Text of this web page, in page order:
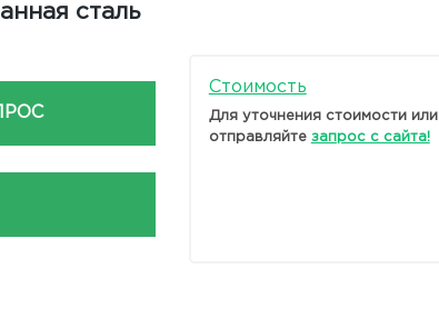
сталь
Стоимость
Для уточнения стоимости или
отправляйте запрос с сайта!